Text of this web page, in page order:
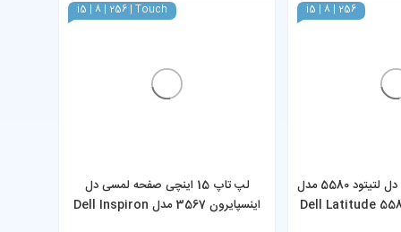
i5 | 8 | 256
لپ تاپ 15.6 اینچی دل لتیتود 5580 مدل
Dell Latitude
i5 | 8 | 256 | Touch
لپ تاپ 15 اینچی صفحه لمسی دل
اینسپایرون 3567 مدل Dell Inspiron